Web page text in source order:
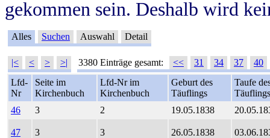
gekommen sein. Deshalb wird
Alles Suchen Auswahl Detail
|< < > >| 3380 Einträge gesamt: << 31 34 37
40
Lfd-
Nr
Seite im
Kirchenbuch
Lfd-Nr im
Kirchenbuch
Geburt des
Täuflings
Taufe
Täuflings
46
3 2 19.05.1838
47 3 3 26.05.1838